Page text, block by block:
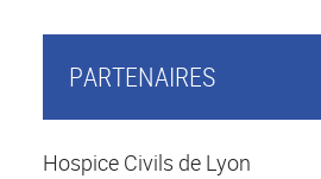
PARTENAIRES
Hospice Civils de Lyon